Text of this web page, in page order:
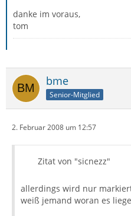
danke im voraus,
tom
bme
Senior-Mitglied
2. Februar 2008 um 12:57
Zitat von "sicnezz"
allerdings wird nur
weiß jemand woran es